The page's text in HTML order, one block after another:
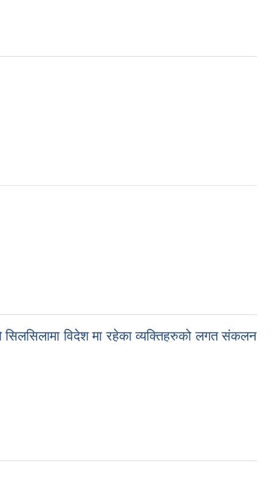
सिलसिलामा विदेश मा रहेका व्यक्तिहरुको लगत संकलन